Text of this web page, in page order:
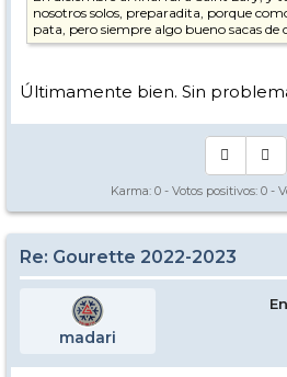
nosotros solos, preparadita, porque
pata, pero siempre algo bueno sacas de
Últimamente bien. Sin
Karma: 0 - Votos positivos: 0 -
Re: Gourette 2022-2023
madari